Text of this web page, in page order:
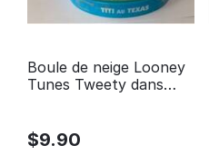
Boule de neige Looney
Tunes Tweety dans
$9.90